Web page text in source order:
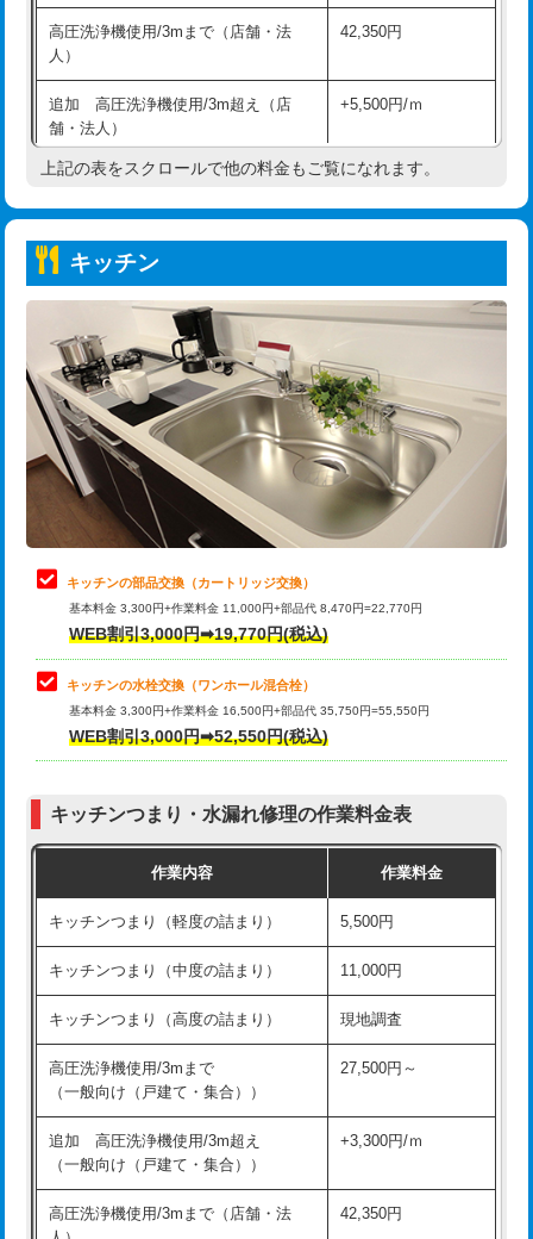
持込商品取付（単水栓） 13,200円
持込商品取付（混合水栓）
持込商品取付（浄水器・分岐水栓） 16,500円
持込商品取付（温水洗浄便座） 22,000円
持込商品取付（普通便座⇔温水洗浄便
22,000円
給水管工事※（ホール加工)
給水管工事※（バンド止め) 3,300円
給水管工事※（支持金具設置) 5,500円
給水管工事※（保温材使用（バンド止
め込み）)
5,500円
給水管工事※（土の掘削・埋め戻し作
11,000円
給水管工事※（塩ビ管（VP・HI）使
用/3ｍまで)
給水管工事※（塩ビ管（VP・HI）使
用（追加）/3ｍ超え)
給水管工事※（ライニング鋼管・銅
管・ポリ管・HT管使用/3ｍまで)
44,000円
管・ポリ管・HT管使用/3ｍ超え)
排水管工事（土の掘削・埋め戻し作
11,000円~
排水管工事（排水管工事/3ｍまで） 55,000円
排水管工事（追加 排水管工事/3ｍ超
+11,000円
マス交換（深さ50㎝未満）
マス交換（深さ50㎝以上） 66,000円
コンクリート斫り（厚さ10㎝まで）
高圧洗浄機使用/3mまで（店舗・法
人）
42,350円
追加 高圧洗浄機使用/3m超え（店
舗・法人）
+5,500円/ｍ
高度高圧洗浄換 現地調査
トーラー機使用/3mまで
追加トーラー機使用/3m超え +3,300円
カメラ調査 33,000円
桝清掃 8,800円
止水・漏水調査・防水処理・清掃・修
理・調整・分解・加工など（軽作業）
11,000円
止水・漏水調査・防水処理・清掃・修
理・調整・分解・加工など（中作業）
22,000円
止水・漏水調査・防水処理・清掃・修
理・調整・分解・加工など（重作業）
33,000円
お風呂タンク脱着
その他部品の脱着
式・ワンホール）)
交換・取付(排水栓・排水トラップ
22,000円+材料費
持込商品取付（単水栓）
持込商品取付（混合水栓） 16,500円
上記の表をスクロールで他の料金もご覧になれます。
キッチン
キッチンの部品交換（カートリッジ交換）
基本料金 3,300円+作業料金 11,000円+部品代 8,470円=22,770円
WEB割引3,000円➡19,770円(税込)
キッチンの水栓交換（ワンホール混合栓）
基本料金 3,300円+作業料金 16,500円+部品代 35,750円=55,550円
WEB割引3,000円➡52,550円(税込)
キッチンつまり・水漏れ修理の作業料金表
作業内容 作業料金
キッチンつまり（軽度の詰まり） 5,500円
キッチンつまり（中度の詰まり） 11,000円
キッチンつまり（高度の詰まり） 現地調査
高圧洗浄機使用/3mまで
（一般向け（戸建て・集合））
27,500円～
追加 高圧洗浄機使用/3m超え
（一般向け（戸建て・集合））
+3,300円/ｍ
高圧洗浄機使用/3mまで（店舗・法
42,350円